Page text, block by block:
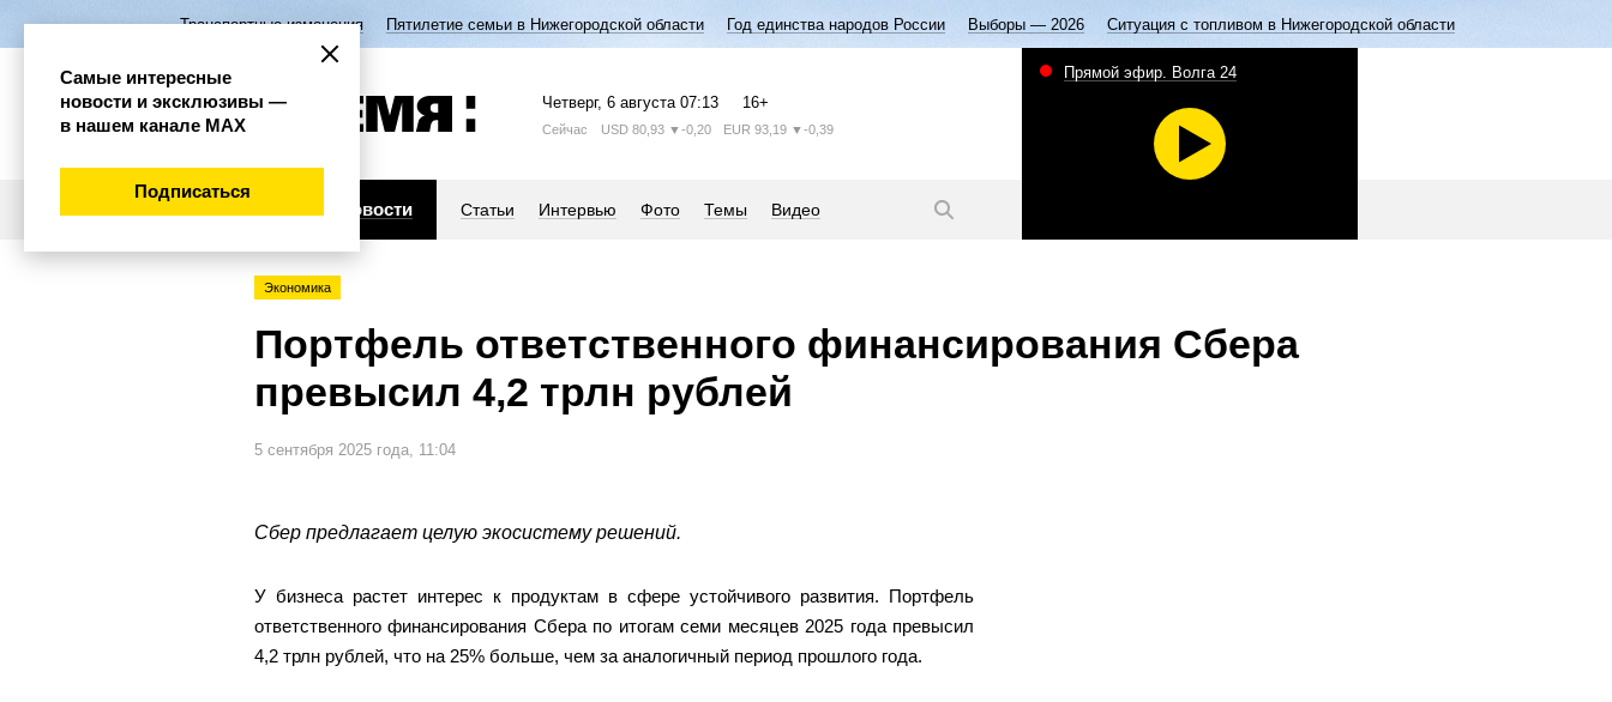
Транспортные изменения Пятилетие семьи в Нижегородской области Год единства народов России Выборы — 2026 Ситуация с топливом в Нижегородской области
Четверг, 6 августа 07:13 16+
Сейчас USD 80,93 ▼-0,20 EUR 93,19 ▼-0,39
Новости Статьи Интервью Фото Темы Видео
Прямой эфир. Волга 24
Экономика
Портфель ответственного финансирования Сбера
превысил 4,2 трлн рублей
5 сентября 2025 года, 11:04
Сбер предлагает целую экосистему решений.
У бизнеса растет интерес к продуктам в сфере устойчивого развития. Портфель
ответственного финансирования Сбера по итогам семи месяцев 2025 года превысил
4,2 трлн рублей, что на 25% больше, чем за аналогичный период прошлого года.
Самые интересные
новости и эксклюзивы —
в нашем канале МАХ
Подписаться